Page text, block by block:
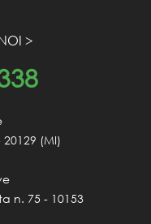
>
(MI)
n. 75 - 10153